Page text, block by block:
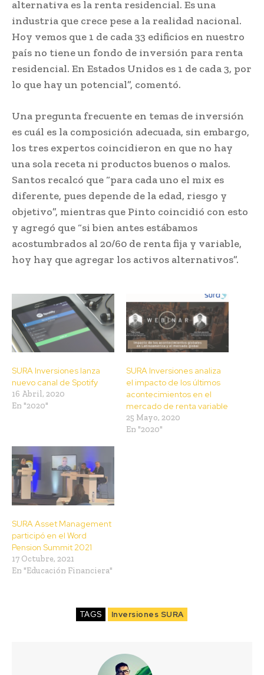
alternativa es la renta residencial. Es una
industria que crece pese a la realidad nacional.
Hoy vemos que 1 de cada 33 edificios en nuestro
país no tiene un fondo de inversión para renta
residencial. En Estados Unidos es 1 de cada 3, por
lo que hay un potencial”, comentó.
Una pregunta frecuente en temas de inversión
es cuál es la composición adecuada, sin embargo,
los tres expertos coincidieron en que no hay
una sola receta ni productos buenos o malos.
Santos recalcó que “para cada uno el mix es
diferente, pues depende de la edad, riesgo y
objetivo”, mientras que Pinto coincidió con esto
y agregó que “si bien antes estábamos
acostumbrados al 20/60 de renta fija y variable,
hoy hay que agregar los activos alternativos”.
SURA Inversiones lanza
nuevo canal de Spotify
16 Abril, 2020
En "2020"
SURA Inversiones analiza
el impacto de los últimos
acontecimientos en el
mercado de renta variable
25 Mayo, 2020
En "2020"
SURA Asset Management
participó en el Word
Pension Summit 2021
17 Octubre, 2021
En "Educación Financiera"
TAGS Inversiones SURA